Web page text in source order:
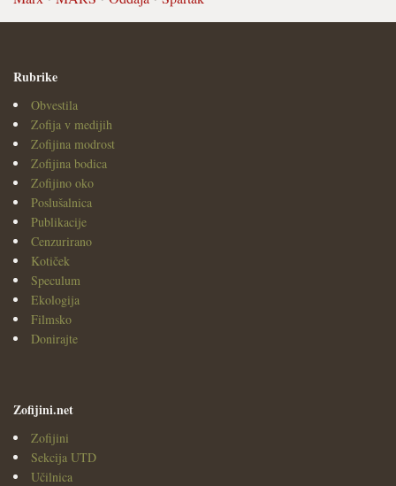
Rubrike
Obvestila
Zofija v medijih
Zofijina modrost
Zofijina bodica
Zofijino oko
Poslušalnica
Publikacije
Cenzurirano
Kotiček
Speculum
Ekologija
Filmsko
Donirajte
Zofijini.net
Zofijini
Sekcija UTD
Učilnica